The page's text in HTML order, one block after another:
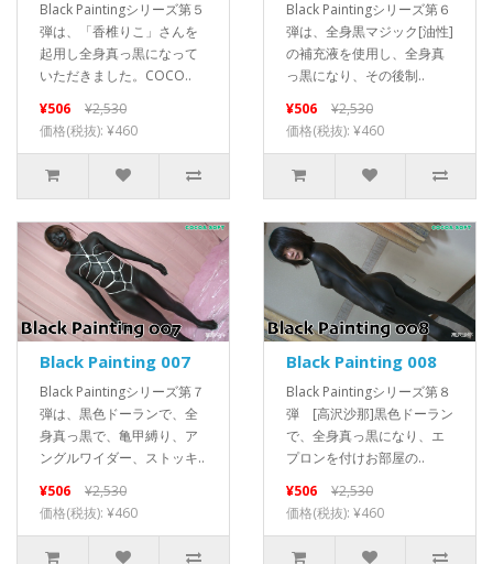
Black Paintingシリーズ第５
弾は、「香椎りこ」さんを
起用し全身真っ黒になって
いただきました。COCO..
¥506
¥2,530
価格(税抜): ¥460
Black Paintingシリーズ第６
弾は、全身黒マジック[油性]
の補充液を使用し、全身真
っ黒になり、その後制..
¥506
¥2,530
価格(税抜): ¥460
Black Painting 007
Black Paintingシリーズ第７
弾は、黒色ドーランで、全
身真っ黒で、亀甲縛り、ア
ングルワイダー、ストッキ..
¥506
¥2,530
価格(税抜): ¥460
Black Painting 008
Black Paintingシリーズ第８
弾 [高沢沙那]黒色ドーラン
で、全身真っ黒になり、エ
プロンを付けお部屋の..
¥506
¥2,530
価格(税抜): ¥460